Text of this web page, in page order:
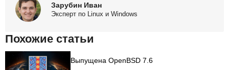
Зарубин Иван
Эксперт по Linux и Windows
Похожие статьи
Выпущена OpenBSD 7.6